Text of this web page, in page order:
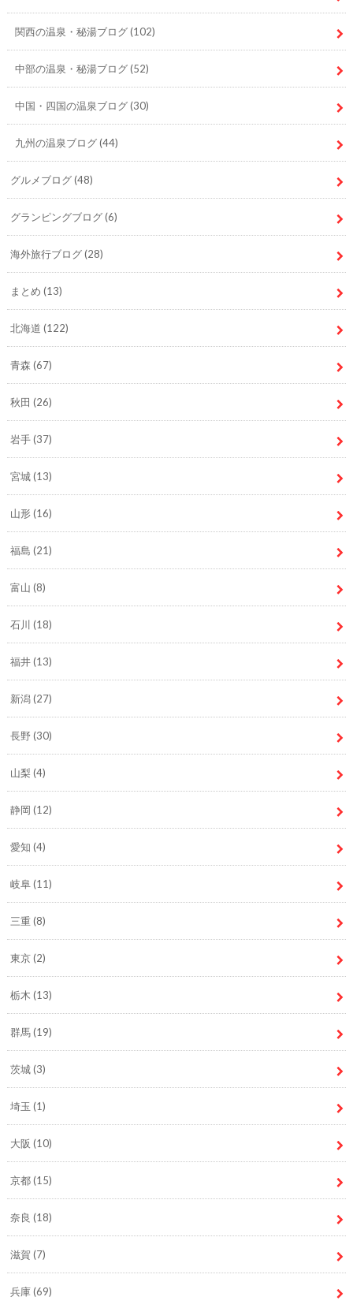
関西の温泉・秘湯ブログ(102)
中部の温泉・秘湯ブログ(52)
中国・四国の温泉ブログ(30)
九州の温泉ブログ(44)
グルメブログ(48)
グランピングブログ(6)
海外旅行ブログ(28)
まとめ (13)
北海道 (122)
青森 (67)
秋田 (26)
岩手(37)
宮城(13)
山形(16)
福島 (21)
富山 (8)
石川 (18)
福井(13)
新潟(27)
長野(30)
山梨 (4)
静岡 (12)
愛知 (4)
岐阜(11)
三重 (8)
東京(2)
栃木 (13)
群馬(19)
茨城(3)
埼玉 (1)
大阪 (10)
京都(15)
奈良 (18)
滋賀 (7)
兵庫(69)